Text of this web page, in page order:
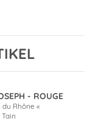
- ROUGE
du Rhône «